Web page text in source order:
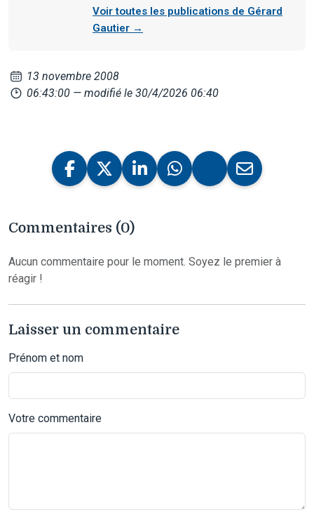
Voir toutes les publications de Gérard
Gautier →
13 novembre 2008
06:43:00 — modifié le 30/4/2026 06:40
Commentaires (0)
Aucun commentaire pour le moment. Soyez le premier à
réagir !
Laisser un commentaire
Prénom et nom
Votre commentaire